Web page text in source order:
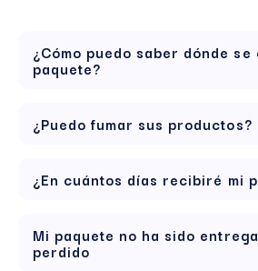
¿Cómo puedo saber dónde
paquete?
¿Puedo fumar sus productos?
¿En cuántos días recibiré mi
Mi paquete no ha sido
perdido